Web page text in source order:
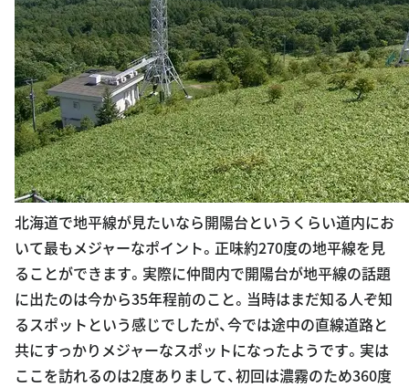
北海道で地平線が見たいなら開陽台というくらい道内にお
いて最もメジャーなポイント。正味約270度の地平線を見
ることができます。実際に仲間内で開陽台が地平線の話題
に出たのは今から35年程前のこと。当時はまだ知る人ぞ知
るスポットという感じでしたが、今では途中の直線道路と
共にすっかりメジャーなスポットになったようです。実は
ここを訪れるのは2度ありまして、初回は濃霧のため360度